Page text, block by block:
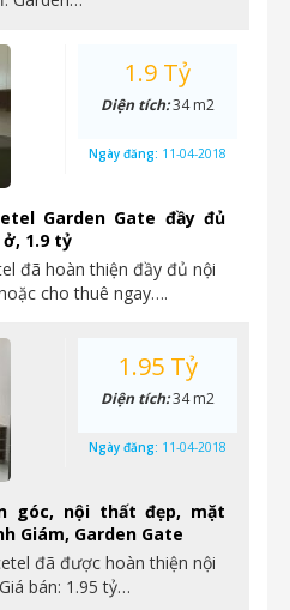
Garden Gate đầy đủ
1.9 tỷ
đã hoàn thiện đầy đủ nội
cho thuê ngay….
1.9 Tỷ
Diện tích:34 m2
Ngày đăng: 11-04-2018
góc, nội thất đẹp, mặt
Giám, Garden Gate
đã được hoàn thiện nội
bán: 1.95 tỷ…
1.95 Tỷ
Diện tích:34 m2
Ngày đăng: 11-04-2018